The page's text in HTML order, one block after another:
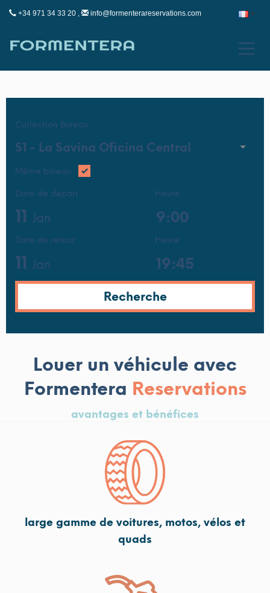
+34 971 34 33 20 , info@formenterareservations.com
Collection Bureau
S1 - La Savina Oficina Central
Même bureau
Date de départ
11 Jan
Heure
Date de retour
11 Jan
Heure
Louer un véhicule avec
Formentera Reservations
avantages et bénéfices
large gamme de voitures, motos, vélos et
quads